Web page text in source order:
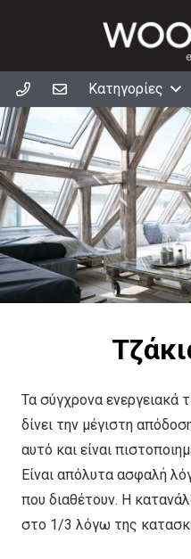
Κατηγορίες
Τα σύγχρονα ενεργειακά
δίνει την μέγιστη
αυτό και είναι
Είναι απόλυτα ασφαλή
που διαθέτουν. Η
στο 1/3 λόγω της